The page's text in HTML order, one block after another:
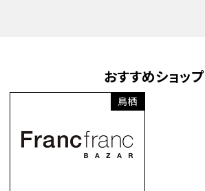
おすすめショップ
鳥栖